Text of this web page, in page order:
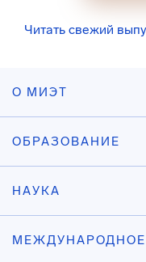
Читать свежий
О МИЭТ
ОБРАЗОВАНИЕ
НАУКА